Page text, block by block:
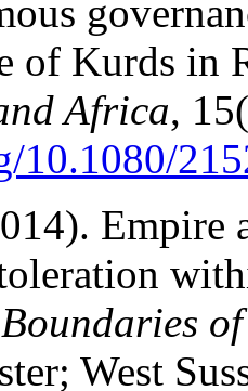
of Kurds in
Africa,
10.1080/
Empire
Boundaries
West